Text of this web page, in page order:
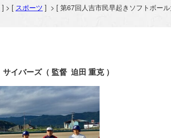
] > [ スポーツ ] > [ 第67回人吉市民早起きソフトボー
サイバーズ（ 監督 迫田 重克 ）